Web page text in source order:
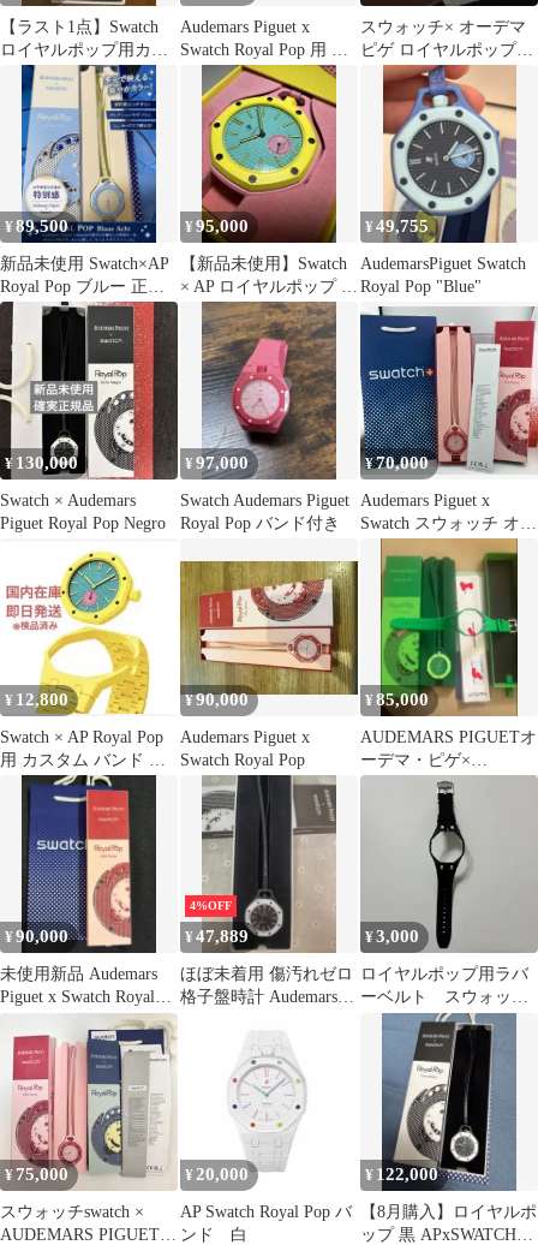
【ラスト1点】Swatch
ロイヤルポップ用カス
タムバンド ライトブル
Audemars Piguet x
Swatch Royal Pop 用 ベ
スウォッチ× オーデマ
ピゲ ロイヤルポップ用
ベルトバンド ホワイ
¥89,500
新品未使用 Swatch×AP
Royal Pop ブルー 正規
品
¥95,000
【新品未使用】Swatch
× AP ロイヤルポップ ピ
ンクイエロー
¥49,755
AudemarsPiguet Swatch
Royal Pop "Blue"
¥ 130,000
Swatch × Audemars
Piguet Royal Pop Negro
¥97,000
Swatch Audemars Piguet
Royal Pop バンド付き
¥70,000
Audemars Piguet x
Swatch スウォッチ オー
¥ 12,800
Swatch × AP Royal Pop
用 カスタム バンド イ
エロー
¥90,000
Audemars Piguet x
Swatch Royal Pop
¥85,000
AUDEMARS PIGUETオ
ーデマ・ピゲ×
SwatchRoyal Oak
¥90,000
未使用新品 Audemars
Piguet x Swatch Royal
4%OFF
¥47,889
ほぼ未着用 傷汚れゼロ
格子盤時計 Audemars
¥3,000
ロイヤルポップ用ラバ
ーベルト スウォッチ
× オーデマピゲ
¥75,000
スウォッチswatch ×
AUDEMARS PIGUET
¥ 20,000
AP Swatch Royal Pop バ
ンド 白
¥ 122,000
【8月購入】ロイヤルポ
ップ 黒 APxSWATCH